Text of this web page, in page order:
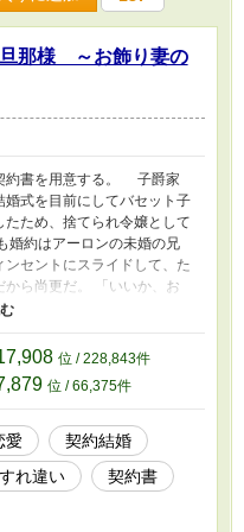
那様 ～お飾り妻の
約書を用意する。 子爵家
式を目前にしてバセット子
ため、捨てられ令嬢として
約はアーロンの未婚の兄
セントにスライドして、た
ら尚更だ。 「いいか、お
、両家の都合に過ぎ
です。それでは次に、建
なお飾り妻――そんな世間
そうに告げるヴィンセント
た。 そして代わりに差し
、お互いが日常を取り戻す
書。 「こちらの契約書に
ままサインしてしまった
たすことに苦労――する前
内容も。 そして、グラデ
掲載しています。 ※全４
位 / 228,843件
位 / 66,375件
愛
契約結婚
すれ違い
契約書